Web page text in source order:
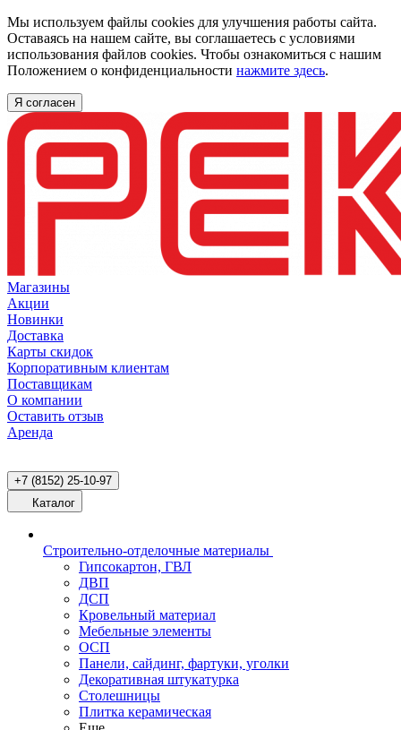
Мы используем файлы cookies для улучшения работы сайта.
Оставаясь на нашем сайте, вы соглашаетесь с условиями
использования файлов cookies. Чтобы ознакомиться с нашим
Положением о конфиденциальности нажмите здесь.
Я согласен
Магазины
Акции
Новинки
Доставка
Карты скидок
Корпоративным клиентам
Поставщикам
О компании
Оставить отзыв
Аренда
+7 (8152) 25-10-97
Каталог
Строительно-отделочные материалы
Гипсокартон, ГВЛ
ДВП
ДСП
Кровельный материал
Мебельные элементы
ОСП
Панели, сайдинг, фартуки, уголки
Декоративная штукатурка
Столешницы
Плитка керамическая